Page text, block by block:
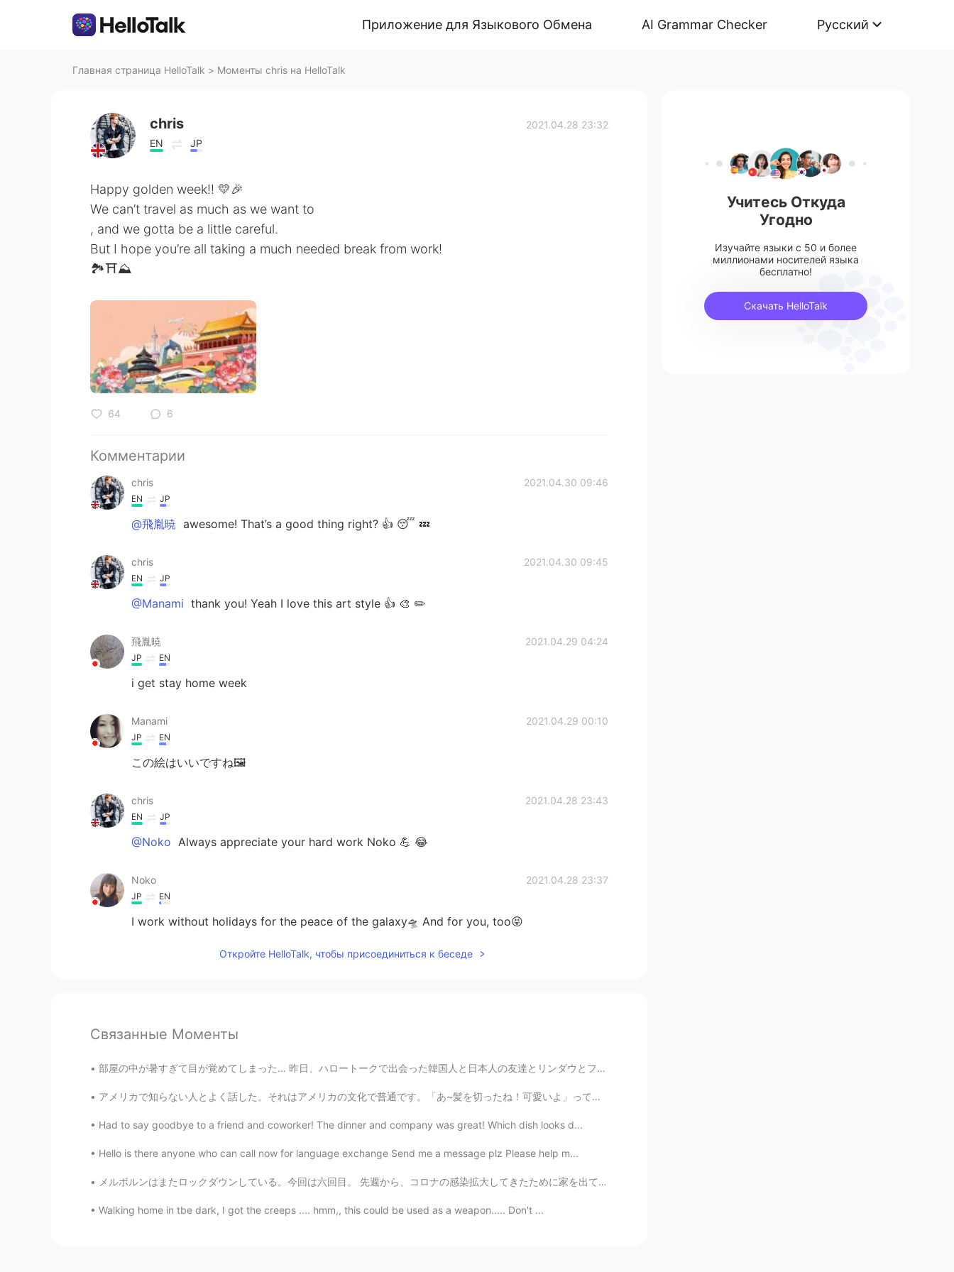
Приложение для Языкового Обмена AI Grammar Checker Русский
Главная страница HelloTalk > Моменты chris на HelloTalk
chris
EN JP
2021.04.28 23:32
Happy golden week!! 💛🎉
We can’t travel as much as we want to
, and we gotta be a little careful.
But I hope you’re all taking a much needed break from work!
🏞⛩⛰
64 6
Комментарии
chris 2021.04.30 09:46
EN JP
@飛胤暁 awesome! That’s a good thing right? 👍 😴 💤
chris 2021.04.30 09:45
EN JP
@Manami thank you! Yeah I love this art style 👍 🎨 ✏️
飛胤暁 2021.04.29 04:24
JP EN
i get stay home week
Manami 2021.04.29 00:10
JP EN
この絵はいいですね🖼
chris 2021.04.28 23:43
EN JP
@Noko Always appreciate your hard work Noko 💪 😂
Noko 2021.04.28 23:37
JP EN
I work without holidays for the peace of the galaxy🛸 And for you, too😝
Откройте HelloTalk, чтобы присоединиться к беседе
Связанные Моменты
部屋の中が暑すぎて目が覚めてしまった… 昨日、ハロートークで出会った韓国人と日本人の友達とリンダウとフリードリヒスハーフェンという町に行きました。ボートも借りました。電車に乗った時に日本人の友達...
アメリカで知らない人とよく話した。それはアメリカの文化で普通です。「あ~髪を切ったね！可愛いよ」って言うは普通です。日本で普通じゃないかもしれない。僕は毎週家の近く店に行く。店員とそんな感じ話し...
Had to say goodbye to a friend and coworker! The dinner and company was great! Which dish looks d...
Hello is there anyone who can call now for language exchange Send me a message plz Please help m...
メルボルンはまたロックダウンしている。今回は六回目。 先週から、コロナの感染拡大してきたために家を出ていい理由が5つだけ。 1. ワクチンをうけること 2. 重要な買い物 (食料品とか薬とか) ...
Walking home in tbe dark, I got the creeps .... hmm,, this could be used as a weapon..... Don't ...
Учитесь Откуда
Угодно
Изучайте языки с 50 и более
миллионами носителей языка
бесплатно!
Скачать HelloTalk